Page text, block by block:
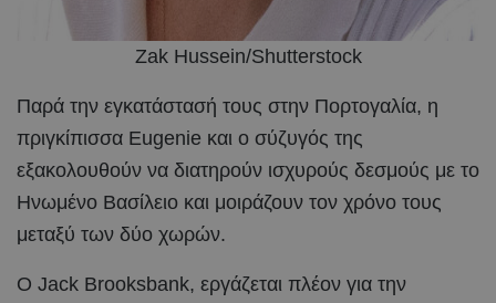
Zak Hussein/Shutterstock
Παρά την εγκατάστασή τους στην Πορτογαλία, η
πριγκίπισσα Eugenie και ο σύζυγός της
εξακολουθούν να διατηρούν ισχυρούς δεσμούς με το
Ηνωμένο Βασίλειο και μοιράζουν τον χρόνο τους
μεταξύ των δύο χωρών.
Ο Jack Brooksbank, εργάζεται πλέον για την